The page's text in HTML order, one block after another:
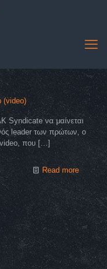
(video)
Syndicate να μαίνεται
leader των πρώτων, ο
που […]
Read more